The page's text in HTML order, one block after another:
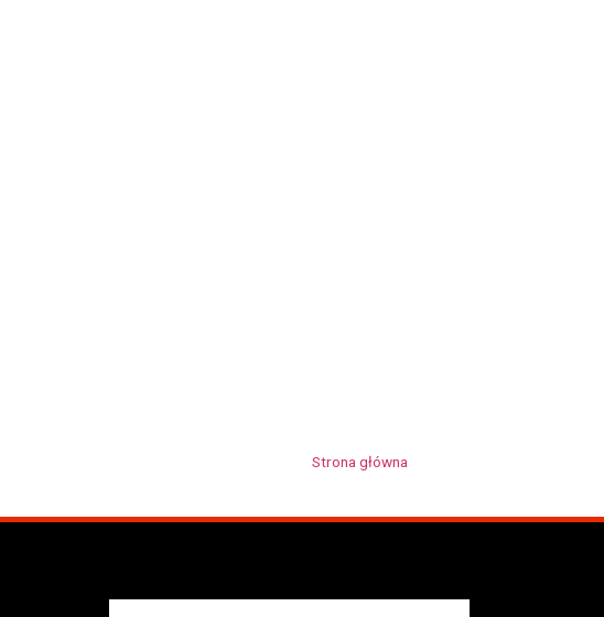
Strona główna